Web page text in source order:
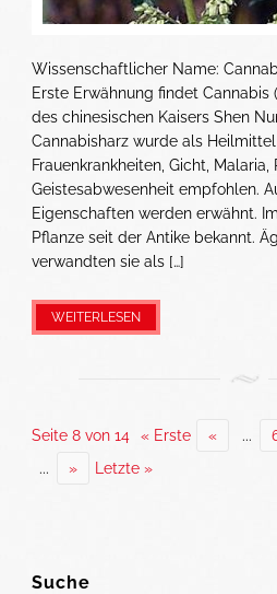
Wissenschaftlicher Name:
Erste Erwähnung findet Cannabis
des chinesischen Kaisers Shen
Cannabisharz wurde als
Frauenkrankheiten, Gicht,
Geistesabwesenheit empfohlen.
Eigenschaften werden erwähnt.
Pflanze seit der Antike bekannt.
verwandten sie als […]
WEITERLESEN
Seite 8 von 14 « Erste « ...
...
» Letzte »
Suche